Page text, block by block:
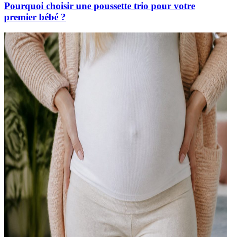
Pourquoi choisir une poussette trio pour votre
premier bébé ?